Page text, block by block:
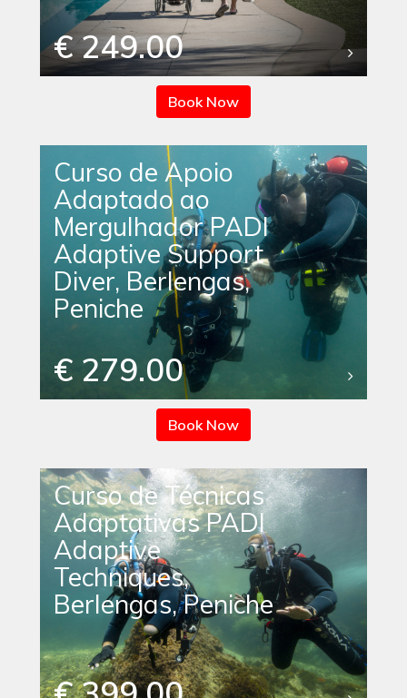
€ 249.00
Book Now
Curso de Apoio
Adaptado ao
Mergulhador PADI
Adaptive Support
Diver, Berlengas,
Peniche
€ 279.00
Book Now
Curso de Técnicas
Adaptativas PADI
Adaptive
Techniques,
Berlengas, Peniche